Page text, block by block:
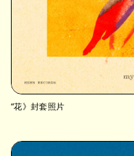
“花》封套照片